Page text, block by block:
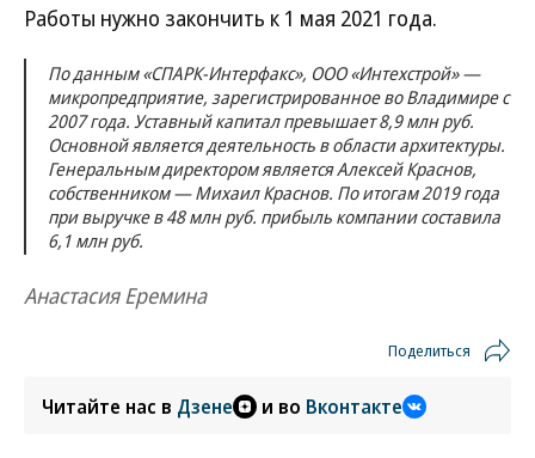
Работы нужно закончить к 1 мая 2021 года.
По данным «СПАРК-Интерфакс», ООО «Интехстрой» —
микропредприятие, зарегистрированное во Владимире с
2007 года. Уставный капитал превышает 8,9 млн руб.
Основной является деятельность в области архитектуры.
Генеральным директором является Алексей Краснов,
собственником — Михаил Краснов. По итогам 2019 года
при выручке в 48 млн руб. прибыль компании составила
6,1 млн руб.
Анастасия Еремина
Поделиться
Читайте нас в Дзене и во Вконтакте